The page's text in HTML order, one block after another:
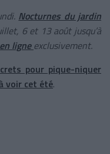
Nocturnes du jardin
6 et 13 août jusqu’à
ligneexclusivement.
pour pique-niquer
voir cet été.